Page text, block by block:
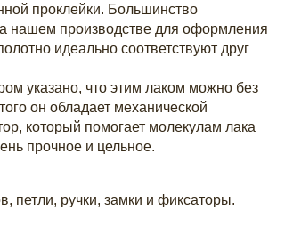
проклейки. Большинство
нашем производстве для оформления
идеально соответствуют друг
указано, что этим лаком можно без
он обладает механической
который помогает молекулам лака
прочное и цельное.
петли, ручки, замки и фиксаторы.